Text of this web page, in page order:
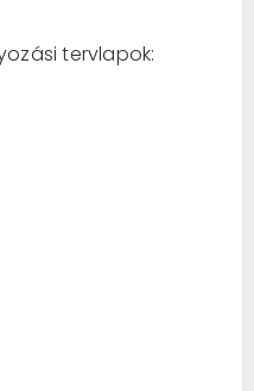
tervlapok: